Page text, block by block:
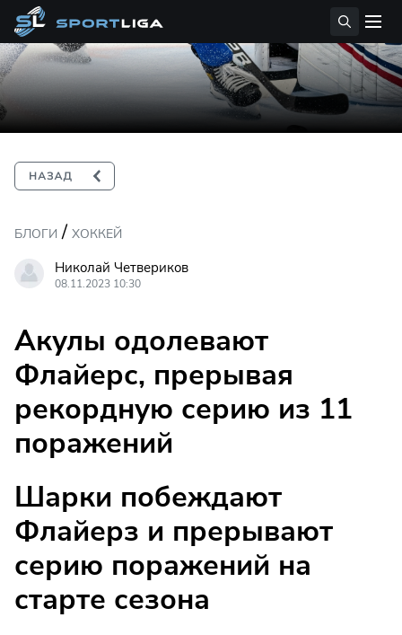
БЛОГИ / ХОККЕЙ
Николай Четвериков
08.11.2023 10:30
Акулы одолевают
Флайерс, прерывая
рекордную серию из 11
поражений
Шарки побеждают
Флайерз и прерывают
серию поражений на
старте сезона